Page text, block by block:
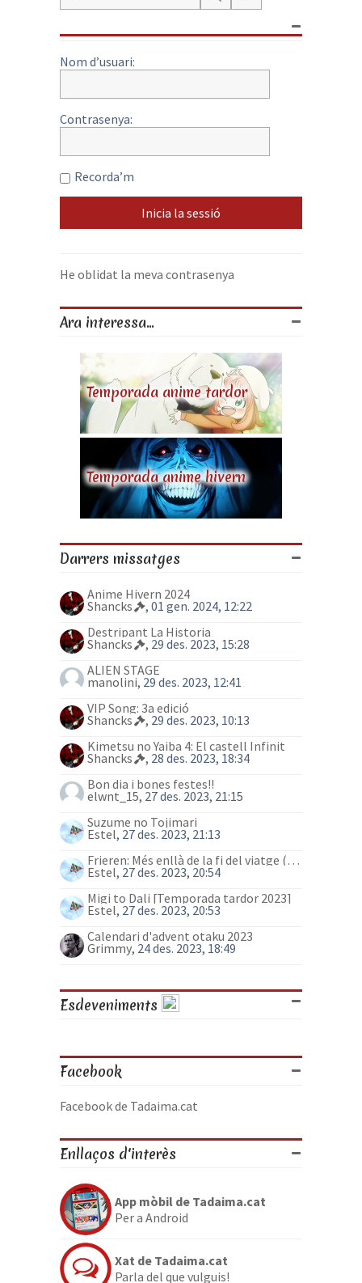
Nom d’usuari:
Contrasenya:
Recorda’m
He oblidat la meva contrasenya
Ara interessa...
Temporada anime tardor
Temporada anime hivern
Darrers missatges
Anime Hivern 2024
Shancks
, 01 gen. 2024, 12:22
Destripant La Historia
Shancks
, 29 des. 2023, 15:28
ALIEN STAGE
manolini, 29 des. 2023, 12:41
VIP Song: 3a edició
Shancks
, 29 des. 2023, 10:13
Kimetsu no Yaiba 4: El castell Infinit
Shancks
, 28 des. 2023, 18:34
Bon dia i bones festes!!
elwnt_15, 27 des. 2023, 21:15
Suzume no Tojimari
Estel, 27 des. 2023, 21:13
Frieren: Més enllà de la fi del viatge (anime)
Estel, 27 des. 2023, 20:54
Migi to Dali [Temporada tardor 2023]
Estel, 27 des. 2023, 20:53
Calendari d'advent otaku 2023
Grimmy, 24 des. 2023, 18:49
Esdeveniments
Facebook
Facebook de Tadaima.cat
Enllaços d'interès
App mòbil de Tadaima.cat
Per a Android
Xat de Tadaima.cat
Parla del que vulguis!